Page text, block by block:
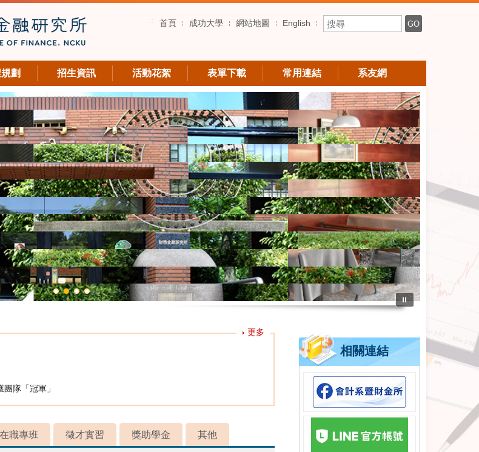
::: 首頁 成功大學 網站地圖 English 搜尋關鍵字 GO
劃 招生資訊 活動花絮 表單下載 常用連結 系友網
⏸
更多
隊「冠軍」
在職專班 徵才實習 獎助學金 其他
相關連結